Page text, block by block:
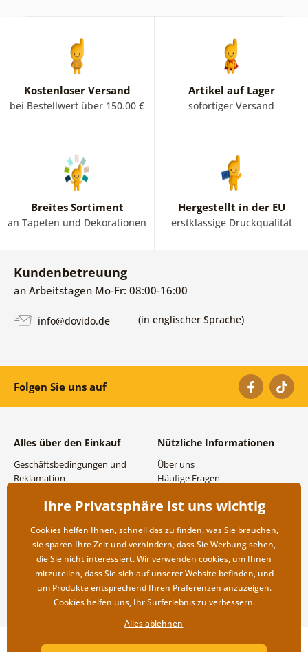
Kostenloser Versand
bei Bestellwert über 150.00 €
Artikel auf Lager
sofortiger Versand
Breites Sortiment
an Tapeten und Dekorationen
Hergestellt in der EU
erstklassige Druckqualität
Kundenbetreuung
an Arbeitstagen Mo-Fr: 08:00-16:00
info@dovido.de (in englischer Sprache)
Folgen Sie uns auf
Alles über den Einkauf
Geschäftsbedingungen und
Reklamation
Versand- und
Rücksendung der Ware
Nützliche Informationen
Über uns
Häufige Fragen
Großhandel und
Copyright ©2019 © Dovido.at.
Ihre Privatsphäre ist uns wichtig
Cookies helfen Ihnen, schnell das zu finden, was Sie brauchen,
sie sparen Ihre Zeit und verhindern, dass Sie Werbung sehen,
die Sie nicht interessiert. Wir verwenden cookies, um Ihnen
mitzuteilen, dass Sie sich auf unserer Website befinden, und
um Produkte entsprechend Ihren Präferenzen anzuzeigen.
Cookies helfen uns, Ihr Surferlebnis zu verbessern.
Alles ablehnen